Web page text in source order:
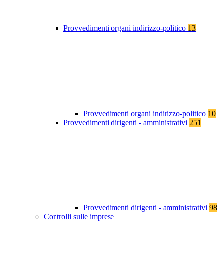
Provvedimenti organi indirizzo-politico 13
Provvedimenti organi indirizzo-politico 10
Provvedimenti dirigenti - amministrativi 251
Provvedimenti dirigenti - amministrativi 98
Controlli sulle imprese